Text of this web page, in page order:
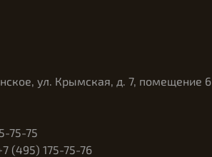
ул. Крымская, д. 7, помещение 6
75-75
(495) 175-75-76